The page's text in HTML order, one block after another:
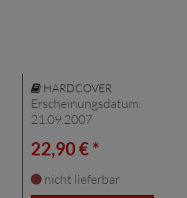
HARDCOVER
Erscheinungsdatum:
21.09.2007
22,90 € *
nicht lieferbar